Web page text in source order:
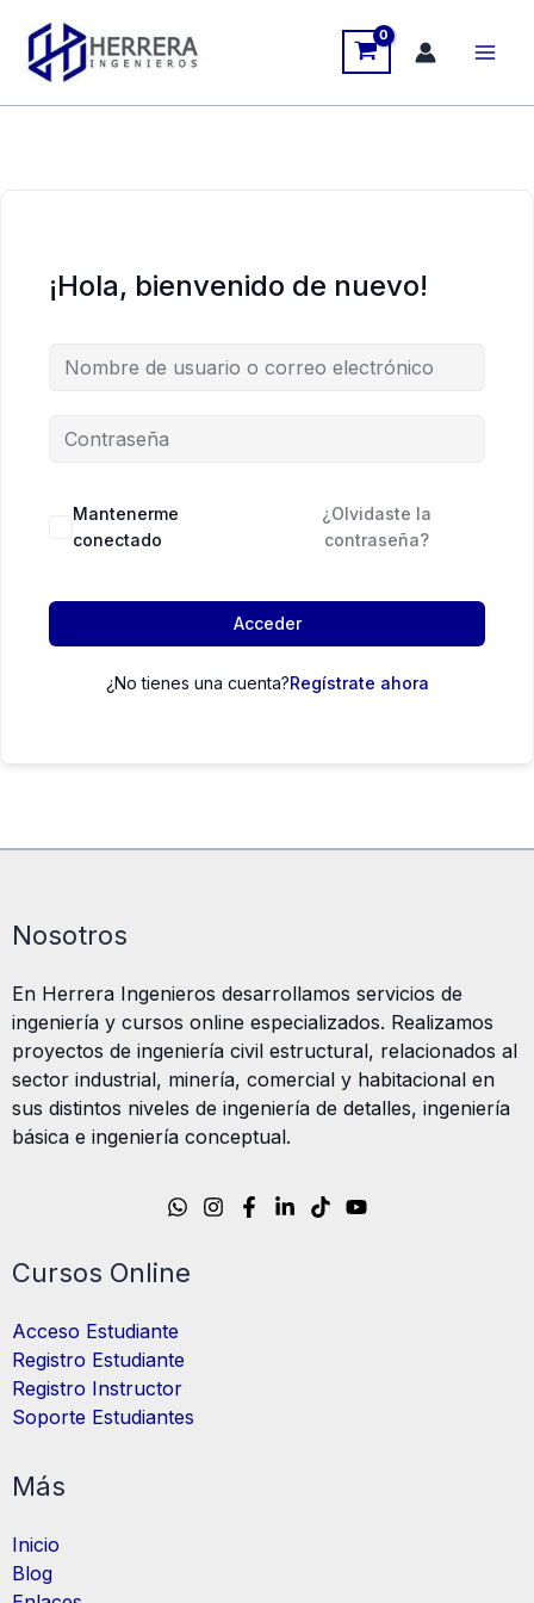
contenido
¡Hola, bienvenido de nuevo!
Mantenerme
conectado
¿Olvidaste la
contraseña?
Acceder
¿No tienes una cuenta?Regístrate ahora
Nosotros
En Herrera Ingenieros desarrollamos servicios de
ingeniería y cursos online especializados. Realizamos
proyectos de ingeniería civil estructural, relacionados al
sector industrial, minería, comercial y habitacional en
sus distintos niveles de ingeniería de detalles, ingeniería
básica e ingeniería conceptual.
Cursos Online
Acceso Estudiante
Registro Estudiante
Registro Instructor
Soporte Estudiantes
Más
Inicio
Blog